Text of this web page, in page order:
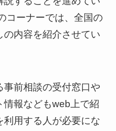
コーナーでは、全国の
内容を紹介させてい
事前相談の受付窓口や
情報などもweb上で紹
用する人が必要にな